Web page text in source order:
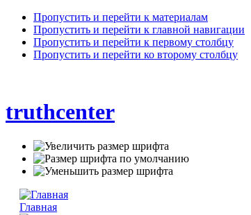
Пропустить и перейти к материалам
Пропустить и перейти к главной навигации
Пропустить и перейти к первому столбцу
Пропустить и перейти ко второму столбцу
truthcenter
Главная